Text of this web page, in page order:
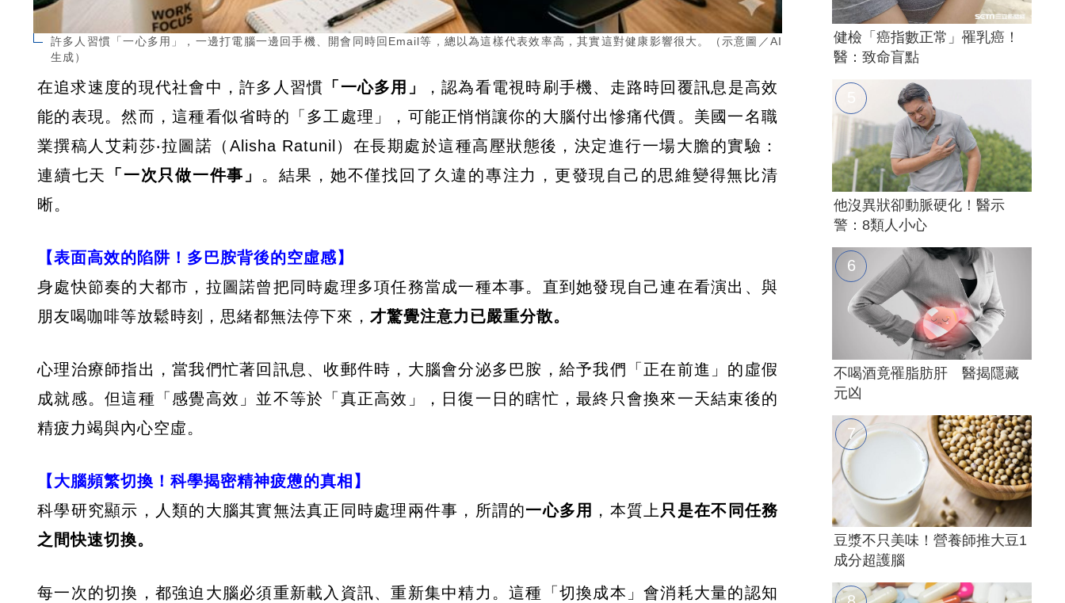
許多人習慣「一心多用」，一邊打電腦一邊回手機、開會同時回Email等，總以為這樣代表效率高，其實這對健康影響很大。（示意圖／AI
生成）
在追求速度的現代社會中，許多人習慣 「一心多用」
，認為看電視時刷手機、走路時回覆訊息是高效
能的表現。然而，這種看似省時的「多工處理」，可能正悄悄讓你的大腦付出慘痛代價。美國一名職
業撰稿人艾莉莎‧拉圖諾（Alisha Ratunil）在長期處於這種高壓狀態後，決定進行一場大膽的實驗：
連續七天
「一次只做一件事」 。結果，她不僅找回了久違的專注力，更發現自己的思維變得無比清
晰。
【表面高效的陷阱！多巴胺背後的空虛感】
身處快節奏的大都市，拉圖諾曾把同時處理多項任務當成一種本事。直到她發現自己連在看演出、與
朋友喝咖啡等放鬆時刻，思緒都無法停下來， 才驚覺注意力已嚴重分散。
心理治療師指出，當我們忙著回訊息、收郵件時，大腦會分泌多巴胺，給予我們「正在前進」的虛假
成就感。但這種「感覺高效」並不等於「真正高效」，日復一日的瞎忙，最終只會換來一天結束後的
精疲力竭與內心空虛。
【大腦頻繁切換！科學揭密精神疲憊的真相】
科學研究顯示，人類的大腦其實無法真正同時處理兩件事，所謂的一心多用 ，本質上 只是在不同任務
之間快速切換。
每一次的切換，都強迫大腦必須重新載入資訊、重新集中精力。這種「切換成本」會消耗大量的認知
健檢「癌指數正常」罹乳癌！
醫：致命盲點
他沒異狀卻動脈硬化！醫示
警：8類人小心
不喝酒竟罹脂肪肝 醫揭隱藏
元凶
豆漿不只美味！營養師推大豆1
成分超護腦